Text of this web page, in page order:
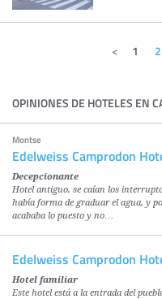
1 2
OPINIONES DE HOTELES EN
Montse
Edelweiss Camprodon
Decepcionante
Hotel antiguo, se caían los
había forma de graduar el agua, y
acababa lo puesto y no…
Edelweiss Camprodon
Hotel familiar
Este hotel está a la entrada del